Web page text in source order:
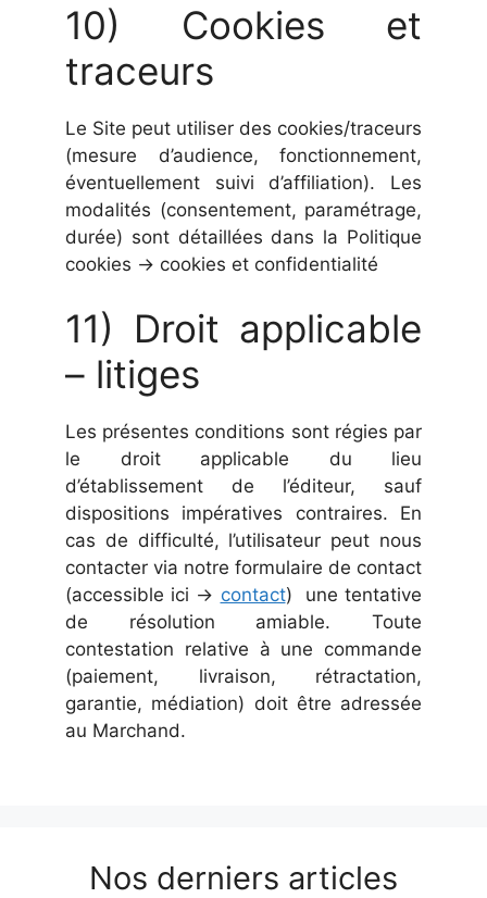
10) Cookies et
traceurs
Le Site peut utiliser des cookies/traceurs
(mesure d’audience, fonctionnement,
éventuellement suivi d’affiliation). Les
modalités (consentement, paramétrage,
durée) sont détaillées dans la Politique
cookies → cookies et confidentialité
11) Droit applicable
– litiges
Les présentes conditions sont régies par
le droit applicable du lieu
d’établissement de l’éditeur, sauf
dispositions impératives contraires. En
cas de difficulté, l’utilisateur peut nous
contacter via notre formulaire de contact
(accessible ici → contact) une tentative
de résolution amiable. Toute
contestation relative à une commande
(paiement, livraison, rétractation,
garantie, médiation) doit être adressée
au Marchand.
Nos derniers articles